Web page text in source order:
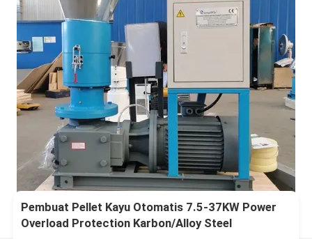
Pembuat Pellet Kayu Otomatis 7.5-37KW Power
Overload Protection Karbon/Alloy Steel